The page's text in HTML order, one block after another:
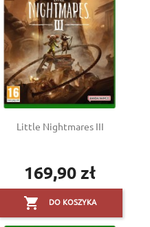
Little Nightmares III
Cena
169,90 zł
 DO KOSZYKA